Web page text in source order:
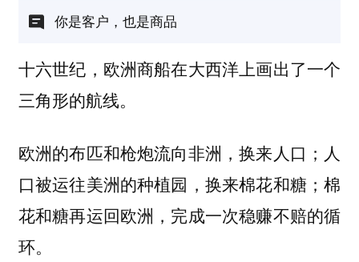
你是客户，也是商品
十六世纪，欧洲商船在大西洋上画出了一个
三角形的航线。
欧洲的布匹和枪炮流向非洲，换来人口；人
口被运往美洲的种植园，换来棉花和糖；棉
花和糖再运回欧洲，完成一次稳赚不赔的循
环。